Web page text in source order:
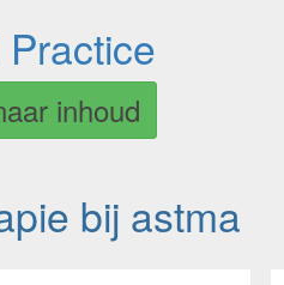
inhoud
bij astma